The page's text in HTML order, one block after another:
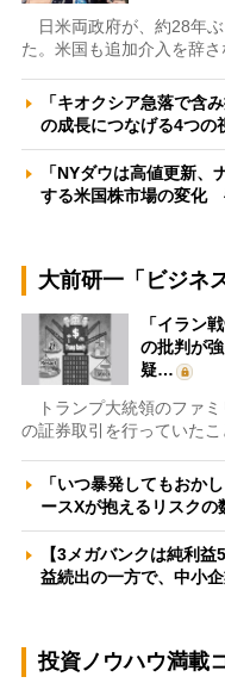
日米両政府が、約28年
た。米国も追加介入を辞
「キオクシア急落で含
の成長につなげる4つ
「NYダウは高値更新
する米国株市場の変
大前研一「ビジネ
「イラン
の批判が
疑…
トランプ大統領のファミ
の証券取引を行っていた
「いつ暴発してもおか
ースXが抱えるリスク
【3メガバンクは純利
益続出の一方で、中小
投資ノウハウ満載